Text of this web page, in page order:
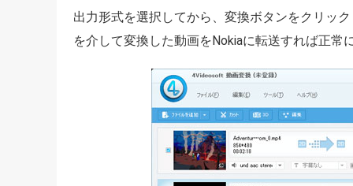
出力形式を選択してから、変換ボタンをクリッ
を介して変換した動画をNokiaに転送すれば正常